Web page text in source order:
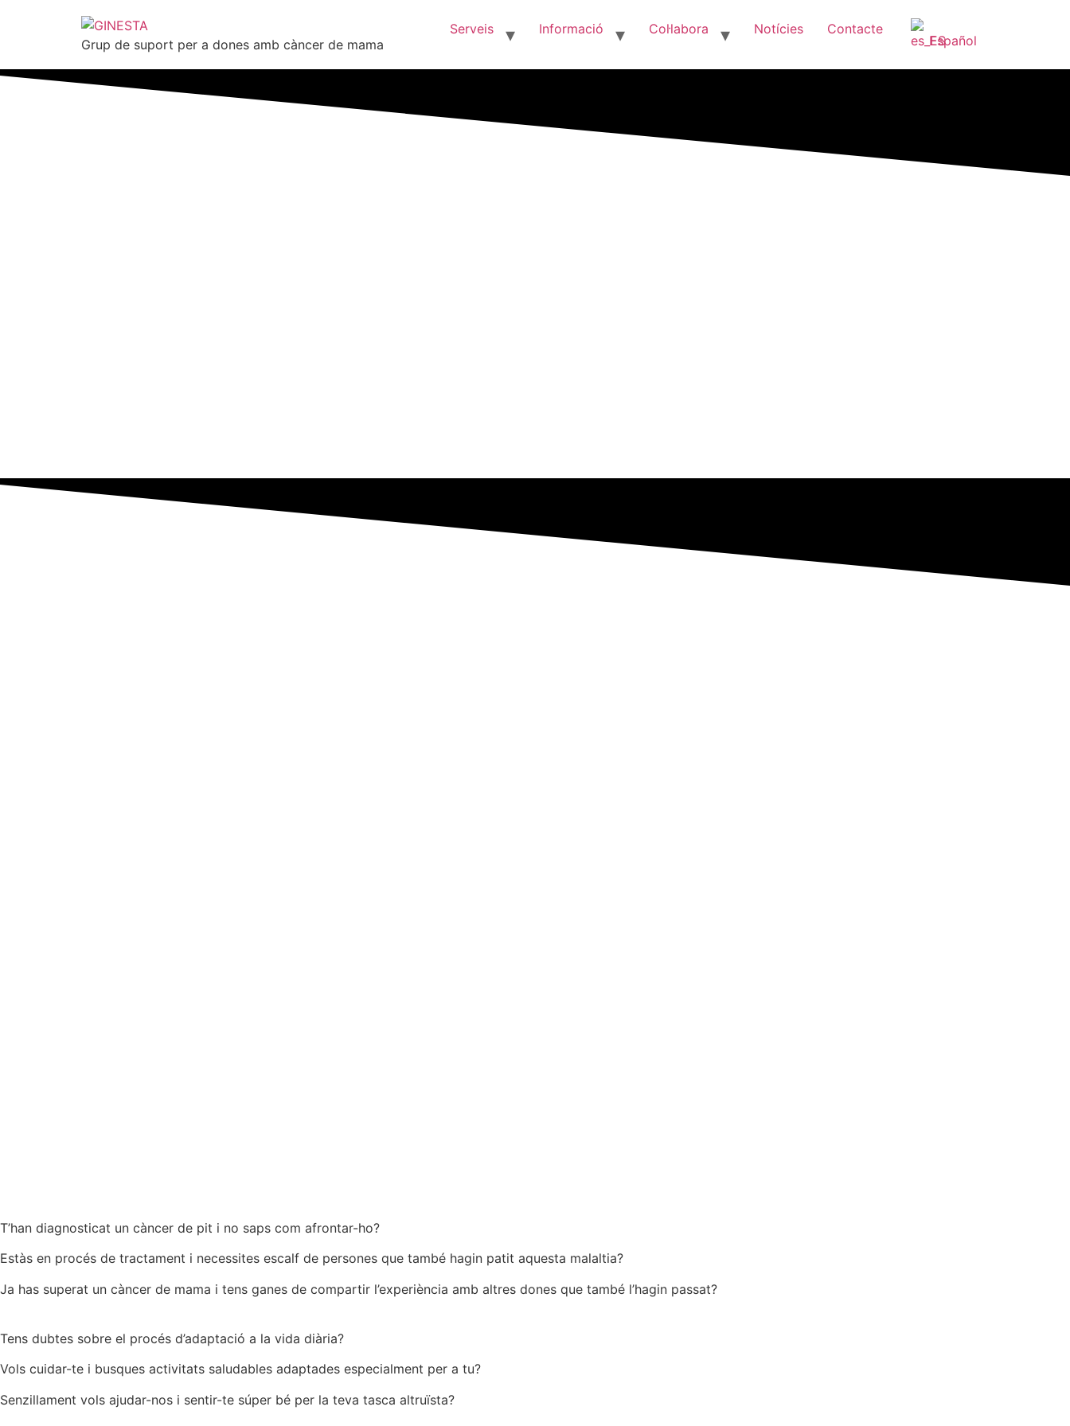
Grup de suport per a dones amb càncer de mama
Serveis Informació Col·labora Notícies Contacte
Español
T’han diagnosticat un càncer de pit i no saps com afrontar-ho?
Estàs en procés de tractament i necessites escalf de persones que també hagin patit aquesta malaltia?
Ja has superat un càncer de mama i tens ganes de compartir l’experiència amb altres dones que també l’hagin passat?
Tens dubtes sobre el procés d’adaptació a la vida diària?
Vols cuidar-te i busques activitats saludables adaptades especialment per a tu?
Senzillament vols ajudar-nos i sentir-te súper bé per la teva tasca altruïsta?